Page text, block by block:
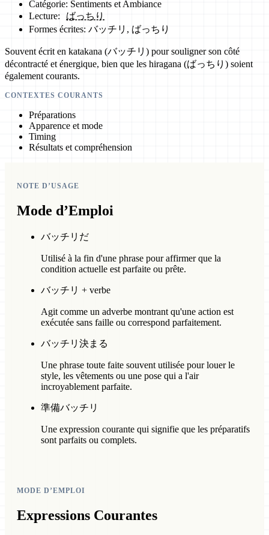
Catégorie: Sentiments et Ambiance
Lecture:
ばっちり
Formes écrites: バッチリ, ばっちり
Souvent écrit en katakana (バッチリ) pour souligner son côté
décontracté et énergique, bien que les hiragana (ばっちり) soient
également courants.
CONTEXTES COURANTS
Préparations
Apparence et mode
Timing
Résultats et compréhension
NOTE D’USAGE
Mode d’Emploi
バッチリだ
Utilisé à la fin d'une phrase pour affirmer que la
condition actuelle est parfaite ou prête.
バッチリ + verbe
Agit comme un adverbe montrant qu'une action est
exécutée sans faille ou correspond parfaitement.
バッチリ決まる
Une phrase toute faite souvent utilisée pour louer le
style, les vêtements ou une pose qui a l'air
incroyablement parfaite.
準備バッチリ
Une expression courante qui signifie que les préparatifs
sont parfaits ou complets.
MODE D’EMPLOI
Expressions Courantes